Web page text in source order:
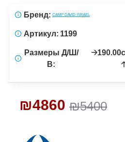
₪5400
₪4860
Бренд: CAMP DAVID ISRAEL
Артикул: 1199
Размеры Д/Ш/
В: